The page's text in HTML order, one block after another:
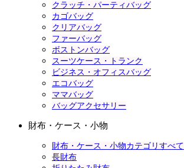
クラッチ・パーティバッグ
カゴバッグ
クリアバッグ
ファーバッグ
ボストンバッグ
スーツケース・トランク
ビジネス・オフィスバッグ
エコバッグ
ママバッグ
バッグアクセサリー
財布・ケース・小物
財布・ケース・小物カテゴリすべて
長財布